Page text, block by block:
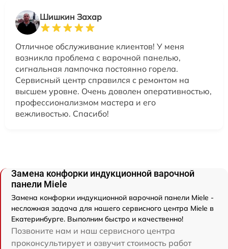
Шишкин Захар
Отличное обслуживание клиентов! У меня
возникла проблема с варочной панелью,
сигнальная лампочка постоянно горела.
Сервисный центр справился с ремонтом на
высшем уровне. Очень доволен оперативностью,
профессионализмом мастера и его
вежливостью. Спасибо!
Замена конфорки индукционной варочной
панели Miele
Замена конфорки индукционной варочной панели Miele -
несложная задача для нашего сервисного центра Miele в
Екатеринбурге. Выполним быстро и качественно!
Позвоните нам и наш сервисного центра
проконсультирует и озвучит стоимость работ